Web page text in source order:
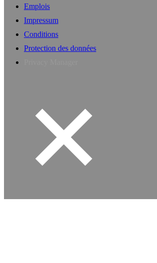
Emplois
Impressum
Conditions
Protection des données